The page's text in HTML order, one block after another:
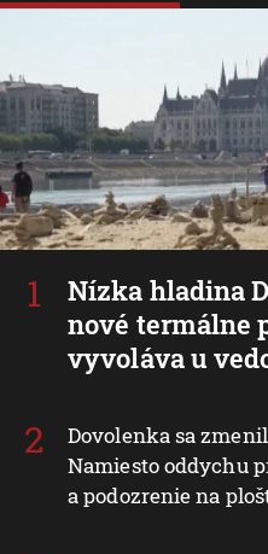
Nízka hladina
nové termálne
vyvoláva u
Dovolenka sa
Namiesto oddychu
a podozrenie na